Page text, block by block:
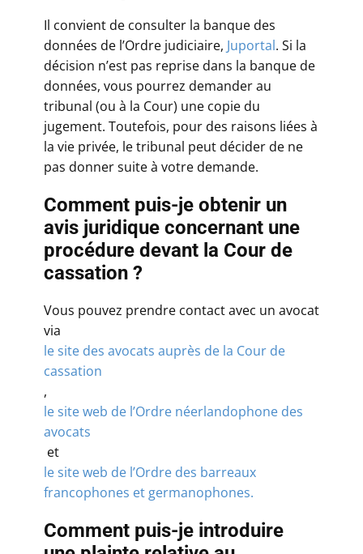
Il convient de consulter la banque des
données de l’Ordre judiciaire, Juportal. Si la
décision n’est pas reprise dans la banque de
données, vous pourrez demander au
tribunal (ou à la Cour) une copie du
jugement. Toutefois, pour des raisons liées à
la vie privée, le tribunal peut décider de ne
pas donner suite à votre demande.
Comment puis-je obtenir un
avis juridique concernant une
procédure devant la Cour de
cassation ?
Vous pouvez prendre contact avec un avocat
via
le site des avocats auprès de la Cour de
cassation
,
le site web de l’Ordre néerlandophone des
avocats
et
le site web de l’Ordre des barreaux
francophones et germanophones.
Comment puis-je introduire